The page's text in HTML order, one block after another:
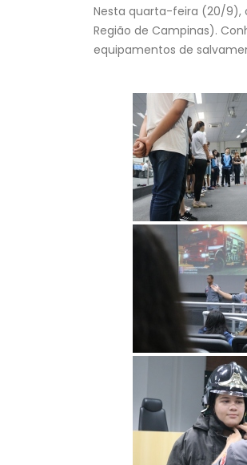
Nesta quarta-feira (20/9),
Região de Campinas).
equipamentos de